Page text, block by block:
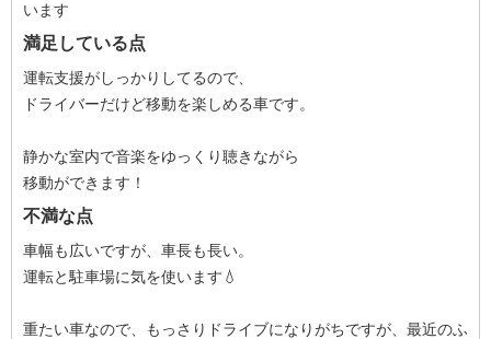
います
満足している点
運転支援がしっかりしてるので、
ドライバーだけど移動を楽しめる車です。
静かな室内で音楽をゆっくり聴きながら
移動ができます！
不満な点
車幅も広いですが、車長も長い。
運転と駐車場に気を使います💧
重たい車なので、もっさりドライブになりがちですが、最近のふ